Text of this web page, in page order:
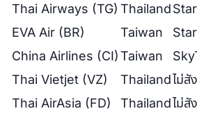
Thai Airways (TG) Thailand
EVA Air (BR)
Taiwan
China Airlines (CI)Taiwan
Thai Vietjet (VZ)
Thailandไม่สั
Thai AirAsia (FD)
Thailandไม่สั